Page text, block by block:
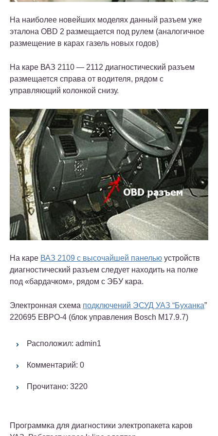
На наиболее новейших моделях данный разъем уже
эталона OBD 2 размещается под рулем (аналогичное
размещение в карах газель новых годов)
На каре ВАЗ 2110 — 2112 диагностический разъем
размещается справа от водителя, рядом с
управляющий колонкой снизу.
На каре ВАЗ 2109 с высочайшей панелью устройств
диагностический разъем следует находить на полке
под «бардачком», рядом с ЭБУ кара.
Электронная схема подключений ЭСУД УАЗ “Буханка”
220695 ЕВРО-4 (блок управления Bosch M17.9.7)
Расположил: admin1
Комментарий: 0
Прочитано: 3220
Программка для диагностики электропакета каров